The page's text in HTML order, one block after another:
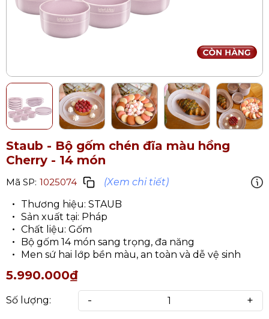
Staub - Bộ gốm chén đĩa màu hồng
Cherry - 14 món
Mã SP: 1025074
(Xem chi tiết)
Thương hiệu: STAUB
Sản xuất tại: Pháp
Chất liệu: Gốm
Bộ gốm 14 món sang trọng, đa năng
Men sứ hai lớp bền màu, an toàn và dễ vệ sinh
5.990.000₫
Số lượng: - +